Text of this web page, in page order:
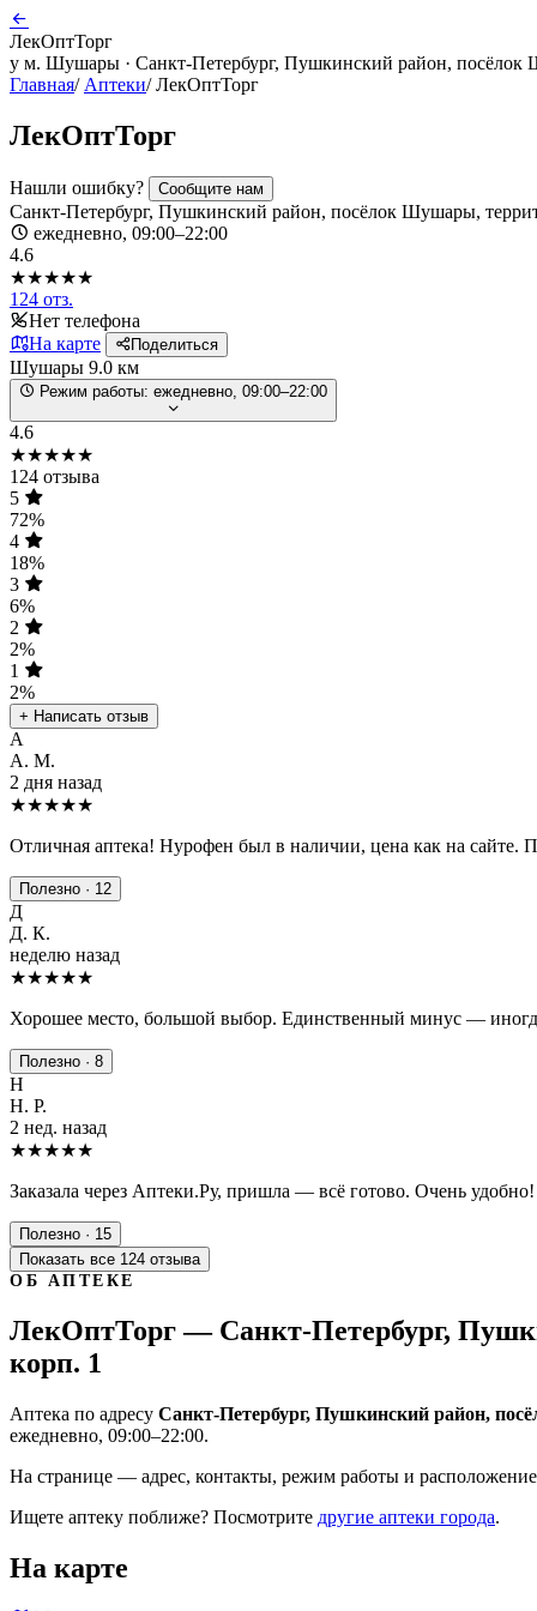
ЛекОптТорг
у м. Шушары · Санкт-Петербург, Пушкинский район, посёлок
Главная/ Аптеки/ ЛекОптТорг
ЛекОптТорг
Нашли ошибку? Сообщите нам
Санкт-Петербург, Пушкинский район, посёлок Шушары,
ежедневно, 09:00–22:00
4.6
★★★★★
124 отз.
Нет телефона
На карте
Поделиться
Шушары 9.0 км
Режим работы: ежедневно, 09:00–22:00
4.6
★★★★★
124 отзыва
5
72%
4
18%
3
6%
2
2%
1
2%
+ Написать отзыв
А
А. М.
2 дня назад
★★★★★
Отличная аптека! Нурофен был в наличии, цена как на сайте.
Полезно · 12
Д
Д. К.
неделю назад
★★★★★
Хорошее место, большой выбор. Единственный минус —
Полезно · 8
Н
Н. Р.
2 нед. назад
★★★★★
Заказала через Аптеки.Ру, пришла — всё готово. Очень удобно!
Полезно · 15
Показать все 124 отзыва
ОБ АПТЕКЕ
ЛекОптТорг — Санкт-Петербург,
корп. 1
Аптека по адресу Санкт-Петербург, Пушкинский район,
ежедневно, 09:00–22:00.
На странице — адрес, контакты, режим работы и
Ищете аптеку поближе? Посмотрите другие аптеки города.
На карте